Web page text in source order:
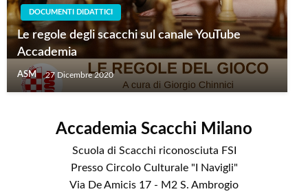
DOCUMENTI DIDATTICI
Le regole degli scacchi sul canale YouTube
Accademia
ASM 27 Dicembre 2020
Accademia Scacchi Milano
Scuola di Scacchi riconosciuta FSI
Presso Circolo Culturale "I Navigli"
Via De Amicis 17 - M2 S. Ambrogio